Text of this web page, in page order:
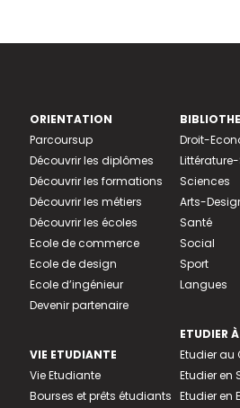
ORIENTATION
Parcoursup
Découvrir les diplômes
Découvrir les formations
Découvrir les métiers
Découvrir les écoles
Ecole de commerce
Ecole de design
Ecole d’ingénieur
Devenir partenaire
VIE ETUDIANTE
Vie Etudiante
Bourses et prêts étudiants
Droit-
Sciences
Arts-
Santé
Social
Sport
Langues
ETUDIER
Etudier
Etudier en
Etudier en